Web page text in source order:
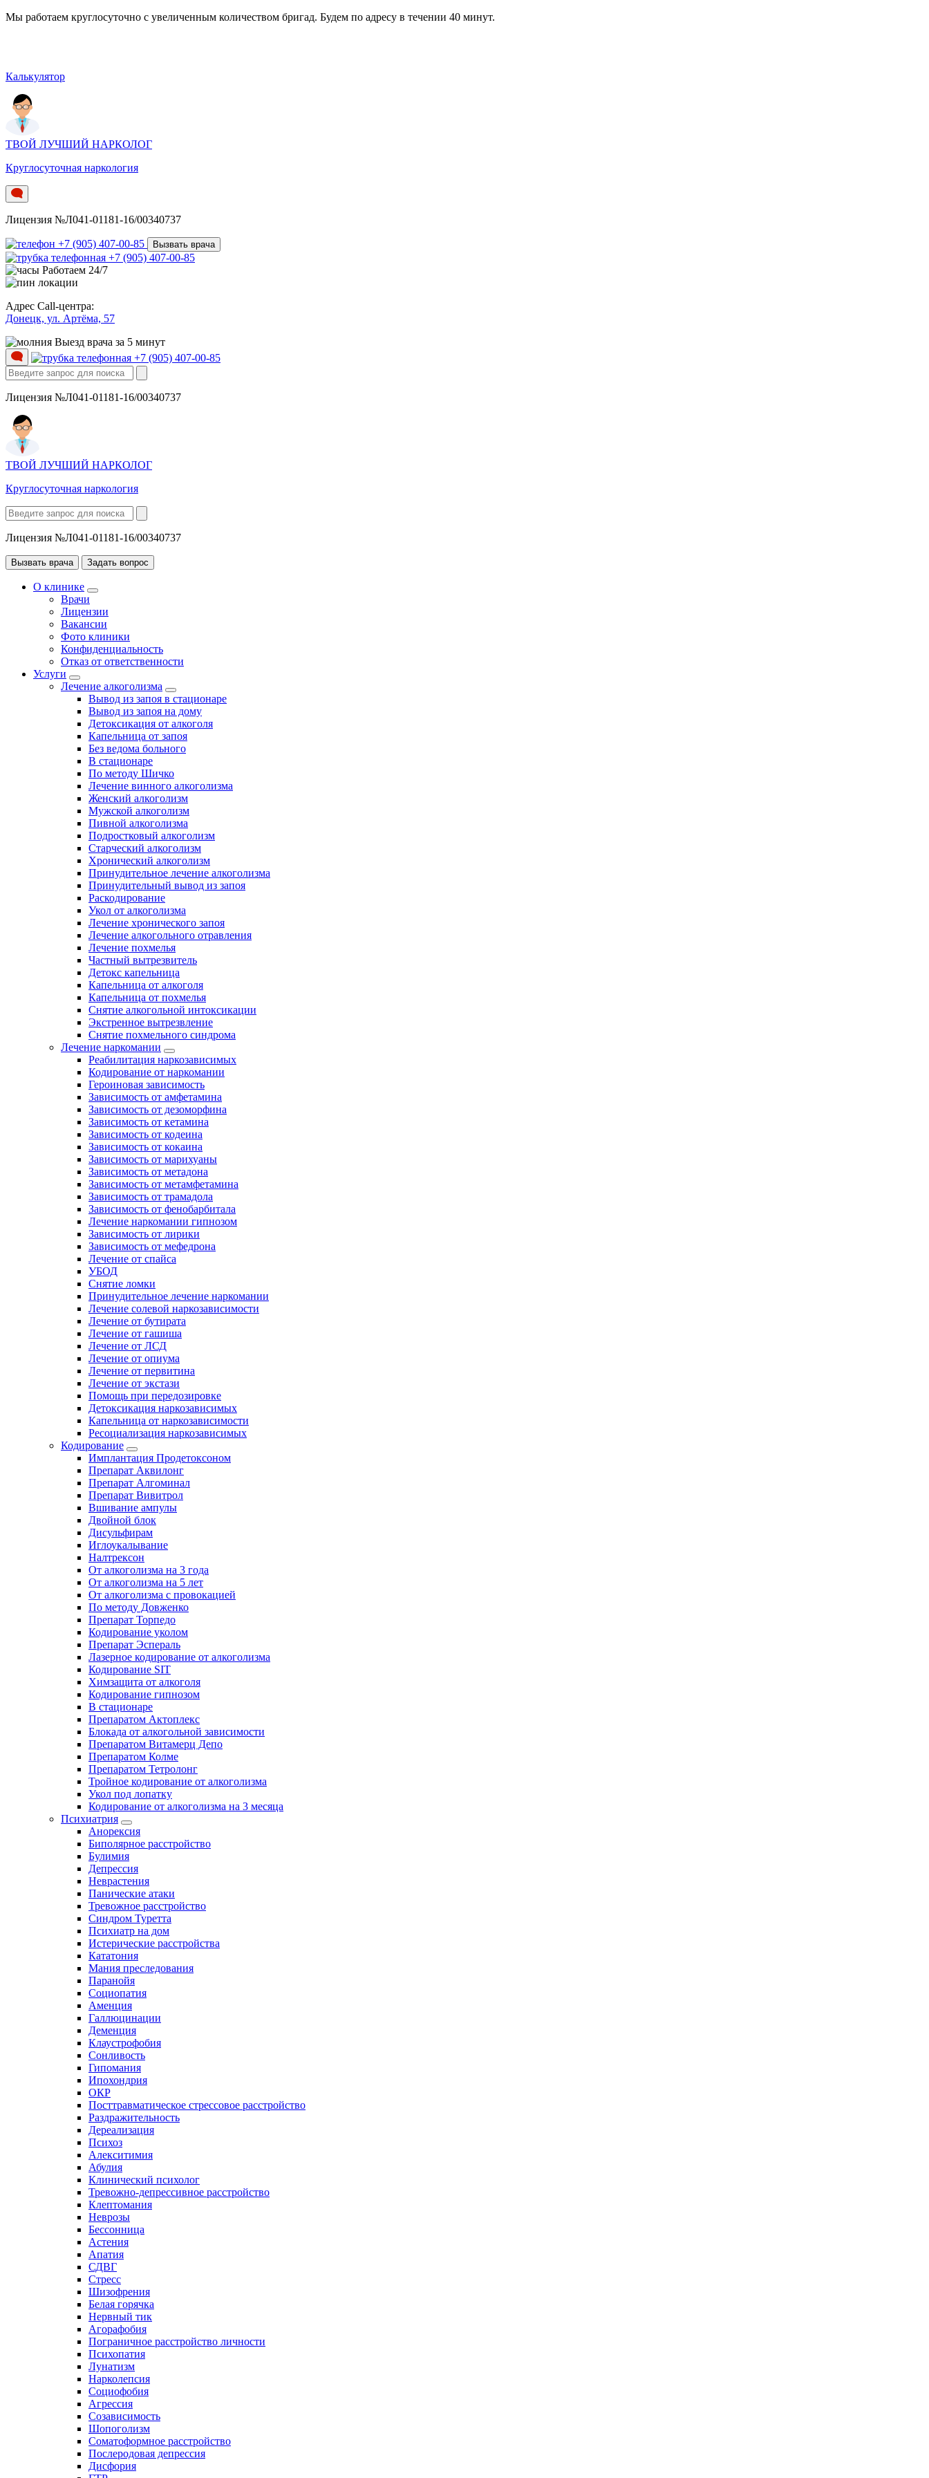
Мы работаем круглосуточно c увеличенным количеством бригад. Будем по адресу в течении 40 минут.
Калькулятор
ТВОЙ ЛУЧШИЙ НАРКОЛОГ
Круглосуточная наркология
Лицензия №Л041-01181-16/00340737
+7 (905) 407-00-85 Вызвать врача
+7 (905) 407-00-85
Работаем 24/7
Адрес Call-центра:
Донецк, ул. Артёма, 57
Выезд врача за 5 минут
+7 (905) 407-00-85
Лицензия №Л041-01181-16/00340737
ТВОЙ ЛУЧШИЙ НАРКОЛОГ
Круглосуточная наркология
Лицензия №Л041-01181-16/00340737
Вызвать врача Задать вопрос
О клинике
Врачи
Лицензии
Вакансии
Фото клиники
Конфиденциальность
Отказ от ответственности
Услуги
Лечение алкоголизма
Вывод из запоя в стационаре
Вывод из запоя на дому
Детоксикация от алкоголя
Капельница от запоя
Без ведома больного
В стационаре
По методу Шичко
Лечение винного алкоголизма
Женский алкоголизм
Мужской алкоголизм
Пивной алкоголизма
Подростковый алкоголизм
Старческий алкоголизм
Хронический алкоголизм
Принудительное лечение алкоголизма
Принудительный вывод из запоя
Раскодирование
Укол от алкоголизма
Лечение хронического запоя
Лечение алкогольного отравления
Лечение похмелья
Частный вытрезвитель
Детокс капельница
Капельница от алкоголя
Капельница от похмелья
Снятие алкогольной интоксикации
Экстренное вытрезвление
Снятие похмельного синдрома
Лечение наркомании
Реабилитация наркозависимых
Кодирование от наркомании
Героиновая зависимость
Зависимость от амфетамина
Зависимость от дезоморфина
Зависимость от кетамина
Зависимость от кодеина
Зависимость от кокаина
Зависимость от марихуаны
Зависимость от метадона
Зависимость от метамфетамина
Зависимость от трамадола
Зависимость от фенобарбитала
Лечение наркомании гипнозом
Зависимость от лирики
Зависимость от мефедрона
Лечение от спайса
УБОД
Снятие ломки
Принудительное лечение наркомании
Лечение солевой наркозависимости
Лечение от бутирата
Лечение от гашиша
Лечение от ЛСД
Лечение от опиума
Лечение от первитина
Лечение от экстази
Помощь при передозировке
Детоксикация наркозависимых
Капельница от наркозависимости
Ресоциализация наркозависимых
Кодирование
Имплантация Продетоксоном
Препарат Аквилонг
Препарат Алгоминал
Препарат Вивитрол
Вшивание ампулы
Двойной блок
Дисульфирам
Иглоукалывание
Налтрексон
От алкоголизма на 3 года
От алкоголизма на 5 лет
От алкоголизма с провокацией
По методу Довженко
Препарат Торпедо
Кодирование уколом
Препарат Эспераль
Лазерное кодирование от алкоголизма
Кодирование SIT
Химзащита от алкоголя
Кодирование гипнозом
В стационаре
Препаратом Актоплекс
Блокада от алкогольной зависимости
Препаратом Витамерц Депо
Препаратом Колме
Препаратом Тетролонг
Тройное кодирование от алкоголизма
Укол под лопатку
Кодирование от алкоголизма на 3 месяца
Психиатрия
Анорексия
Биполярное расстройство
Булимия
Депрессия
Неврастения
Панические атаки
Тревожное расстройство
Синдром Туретта
Психиатр на дом
Истерические расстройства
Кататония
Мания преследования
Паранойя
Социопатия
Аменция
Галлюцинации
Деменция
Клаустрофобия
Сонливость
Гипомания
Ипохондрия
ОКР
Посттравматическое стрессовое расстройство
Раздражительность
Дереализация
Психоз
Алекситимия
Абулия
Клинический психолог
Тревожно-депрессивное расстройство
Клептомания
Неврозы
Бессонница
Астения
Апатия
СДВГ
Стресс
Шизофрения
Белая горячка
Нервный тик
Агорафобия
Пограничное расстройство личности
Психопатия
Лунатизм
Нарколепсия
Социофобия
Агрессия
Созависимость
Шопоголизм
Соматоформное расстройство
Послеродовая депрессия
Дисфория